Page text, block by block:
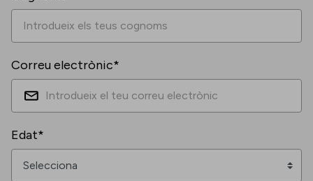
Correu electrònic*
Edat*